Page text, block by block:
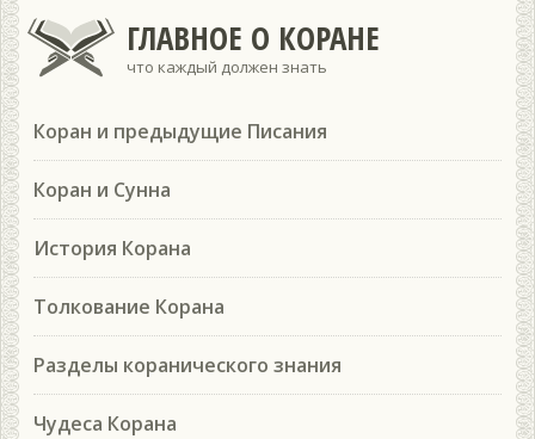
ГЛАВНОЕ О КОРАНЕ
что каждый должен знать
Коран и предыдущие Писания
Коран и Сунна
История Корана
Толкование Корана
Разделы коранического знания
Чудеса Корана